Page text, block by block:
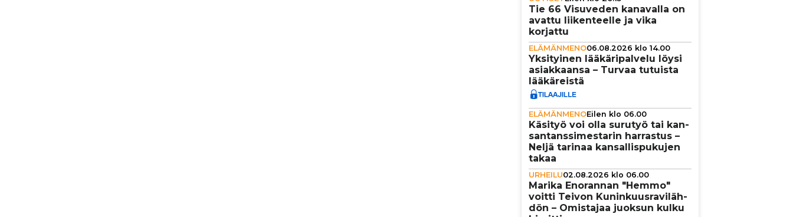
Tie 66 Visuveden kanavalla on
avattu lii­ken­teelle ja vika
korjattu
ELÄMÄNMENO06.08.2026 klo 14.00
Yksi­tyi­nen lää­kä­ri­pal­velu löysi
asi­ak­kaansa – Turvaa tutuista
lää­kä­reistä
ELÄMÄNMENOEilen klo 06.00
Käsityö voi olla surutyö tai kan­
san­tans­si­mes­ta­rin harrastus –
Neljä tarinaa kan­sal­lis­pu­ku­jen
takaa
URHEILU02.08.2026 klo 06.00
Marika Enorannan "Hemmo"
voitti Teivon Kunin­kuus­ra­vi­läh­
dön – Omistajaa juoksun kulku